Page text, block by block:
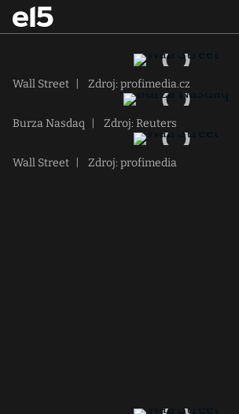
Wall Street Zdroj: profimedia.cz
Burza Nasdaq Zdroj: Reuters
Wall Street Zdroj: profimedia